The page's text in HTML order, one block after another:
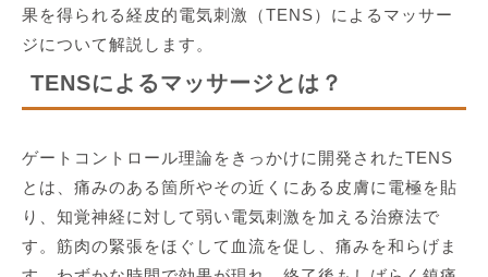
果を得られる経皮的電気刺激（TENS）によるマッサー
ジについて解説します。
TENSによるマッサージとは？
ゲートコントロール理論をきっかけに開発されたTENS
とは、痛みのある箇所やその近くにある皮膚に電極を貼
り、知覚神経に対して弱い電気刺激を加える治療法で
す。筋肉の緊張をほぐして血流を促し、痛みを和らげま